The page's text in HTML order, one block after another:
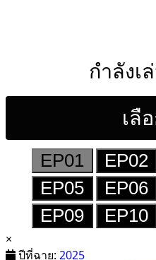
กำลังเ
เลื
EP01 EP02
EP05
EP06
EP09
EP10
×
ปีที่ฉาย: 2025